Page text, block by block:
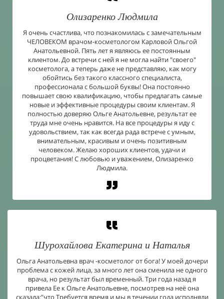
Олизаренко Людмила
Я очень счастлива, что познакомилась с замечательным
ЧЕЛОВЕКОМ врачом-косметологом Карловой Ольгой
Анатольевной. Пять лет я являюсь ее постоянным
клиентом. До встречи с ней я не могла найти "своего"
косметолога, а теперь даже не представляю, как могу
обойтись без такого классного специалиста,
профессионала с большой буквы! Она постоянно
повышает свою квалификацию, чтобы предлагать самые
новые и эффективные процедуры своим клиентам. Я
полностью доверяю Ольге Анатольевне, результат ее
труда мне очень нравится. На все процедуры я иду с
удовольствием, так как всегда рада встрече с умным,
внимательным, красивым и очень позитивным
человеком. Желаю хороших клиентов, удачи и
процветания! С любовью и уважением, Олизаренко
Людмила.
Шурохайлова Екатерина и Наталья
Ольга Анатольевна врач -косметолог от бога! У моей дочери
проблема с кожей лица, за много лет она сменила не одного
врача, но результат был временный. Три года назад я
привела Ее к Ольге Анатольевне, посмотрев на неё она
сказала:"что Требуется время и мы в течении года исполняли